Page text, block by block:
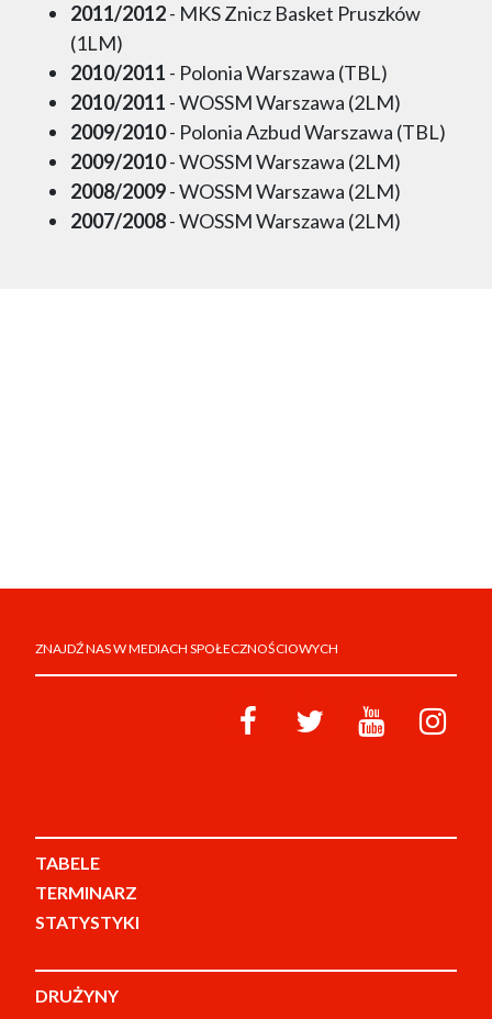
2011/2012- MKS Znicz Basket Pruszków
(1LM)
2010/2011 - Polonia Warszawa (TBL)
2010/2011 - WOSSM Warszawa (2LM)
2009/2010- Polonia Azbud Warszawa (TBL)
2009/2010- WOSSM Warszawa (2LM)
2008/2009- WOSSM Warszawa (2LM)
2007/2008- WOSSM Warszawa (2LM)
ZNAJDŹ NAS W MEDIACH SPOŁECZNOŚCIOWYCH
TABELE
TERMINARZ
STATYSTYKI
DRUŻYNY